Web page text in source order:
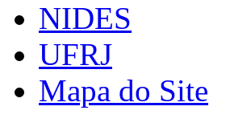
NIDES
UFRJ
Mapa do Site